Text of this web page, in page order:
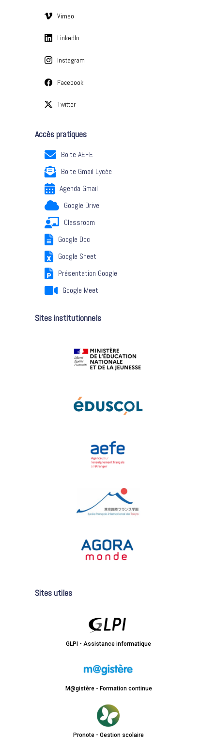
Vimeo
LinkedIn
Instagram
Facebook
Twitter
Accès pratiques
Boite AEFE
Boite Gmail Lycée
Agenda Gmail
Google Drive
Classroom
Google Doc
Google Sheet
Présentation Google
Google Meet
Sites institutionnels
Sites utiles
GLPI - Assistance informatique
M@gistère - Formation continue
Pronote - Gestion scolaire